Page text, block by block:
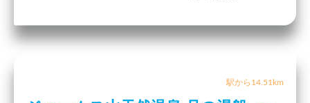
駅から14.51km